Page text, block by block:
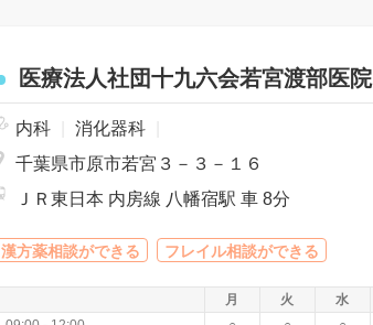
医療法人社団十九六会若宮渡部医院
内科 消化器科
千葉県市原市若宮３－３－１６
ＪＲ東日本 内房線 八幡宿駅 車 8分
漢方薬相談ができる フレイル相談ができる
月 火 水